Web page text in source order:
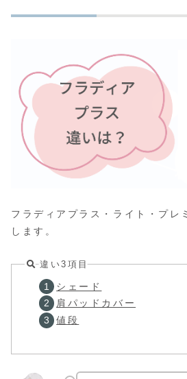
フラディアプラス・ライト・プレ
します。
違い3項目
シェード
肩パッドカバー
値段